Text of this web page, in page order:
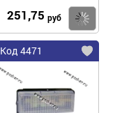
Купить
251,75 руб
Код 4471